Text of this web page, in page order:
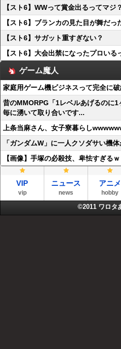
【スト6】WWって賞金出るってマジ？
【スト6】ブランカの見た目が舞だっ
【スト6】サガット重すぎない？
【スト6】大会出禁になったプロいる
ゲーム魔人
家庭用ゲーム機ビジネスって完全に
昔のMMORPG「1レベルあげるのに
毎に湧いて取り合いです...
上条当麻さん、女子寮暮らし
「ガンダムW」に一人クソダサい機
【画像】手塚の必殺技、卑怯すぎるｗ
VIP
vip
ニュース
news
アニメ
hobby
©2011 ワロタ